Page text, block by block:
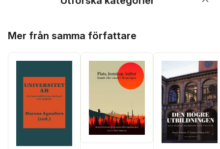
Mer från samma författare